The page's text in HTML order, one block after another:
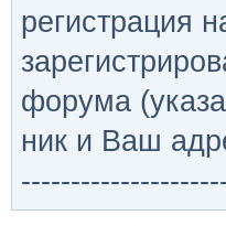
регистрация
форума
ник и Ваш